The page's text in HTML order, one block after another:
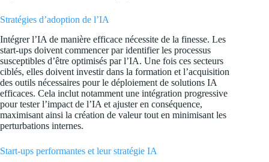
Stratégies d’adoption de l’IA
Intégrer l’IA de manière efficace nécessite de la finesse. Les
start-ups doivent commencer par identifier les processus
susceptibles d’être optimisés par l’IA. Une fois ces secteurs
ciblés, elles doivent investir dans la formation et l’acquisition
des outils nécessaires pour le déploiement de solutions IA
efficaces. Cela inclut notamment une intégration progressive
pour tester l’impact de l’IA et ajuster en conséquence,
maximisant ainsi la création de valeur tout en minimisant les
perturbations internes.
Start-ups performantes et leur stratégie IA